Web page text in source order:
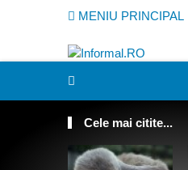
MENIU PRINCIPAL
Cele mai citite...